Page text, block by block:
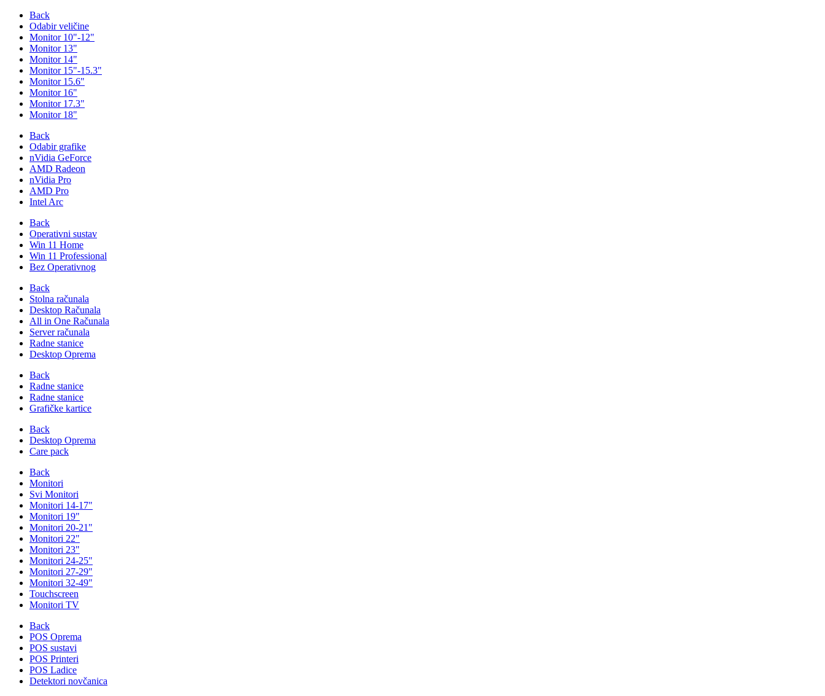
Back
Odabir veličine
Monitor 10"-12"
Monitor 13"
Monitor 14"
Monitor 15"-15.3"
Monitor 15.6"
Monitor 16"
Monitor 17.3"
Monitor 18"
Back
Odabir grafike
nVidia GeForce
AMD Radeon
nVidia Pro
AMD Pro
Intel Arc
Back
Operativni sustav
Win 11 Home
Win 11 Professional
Bez Operativnog
Back
Stolna računala
Desktop Računala
All in One Računala
Server računala
Radne stanice
Desktop Oprema
Back
Radne stanice
Radne stanice
Grafičke kartice
Back
Desktop Oprema
Care pack
Back
Monitori
Svi Monitori
Monitori 14-17"
Monitori 19"
Monitori 20-21"
Monitori 22"
Monitori 23"
Monitori 24-25"
Monitori 27-29"
Monitori 32-49"
Touchscreen
Monitori TV
Back
POS Oprema
POS sustavi
POS Printeri
POS Ladice
Detektori novčanica